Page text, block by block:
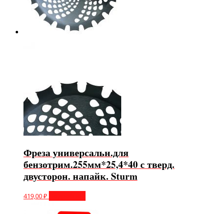
Фреза универсальн.для
бензотрим.255мм*25,4*40 с тверд.
двусторон. напайк. Sturm
419,00₽